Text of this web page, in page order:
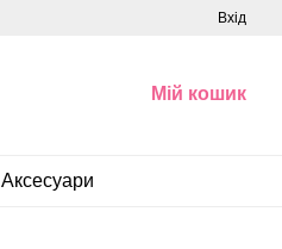
Вхід
Мій кошик
Аксесуари